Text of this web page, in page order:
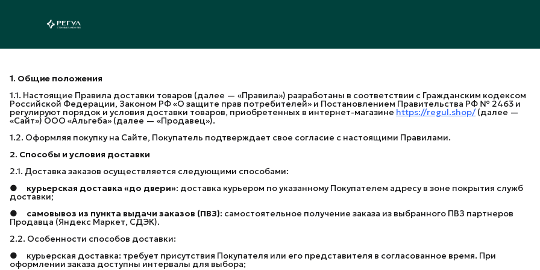
1. Общие положения
1.1. Настоящие Правила доставки товаров (далее — «Правила») разработаны в соответствии с Гражданским кодексом
Российской Федерации, Законом РФ «О защите прав потребителей» и Постановлением Правительства РФ № 2463 и
регулируют порядок и условия доставки товаров, приобретенных в интернет-магазине https://regul.shop/(далее —
«Сайт») ООО «Альгеба» (далее — «Продавец»).
1.2. Оформляя покупку на Сайте, Покупатель подтверждает свое согласие с настоящими Правилами.
2. Способы и условия доставки
2.1. Доставка заказов осуществляется следующими способами:
● курьерская доставка «до двери»: доставка курьером по указанному Покупателем адресу в зоне покрытия служб
доставки;
● самовывоз из пункта выдачи заказов (ПВЗ): самостоятельное получение заказа из выбранного ПВЗ партнеров
Продавца (Яндекс Маркет, СДЭК).
2.2. Особенности способов доставки:
● курьерская доставка: требует присутствия Покупателя или его представителя в согласованное время. При
оформлении заказа доступны интервалы для выбора;